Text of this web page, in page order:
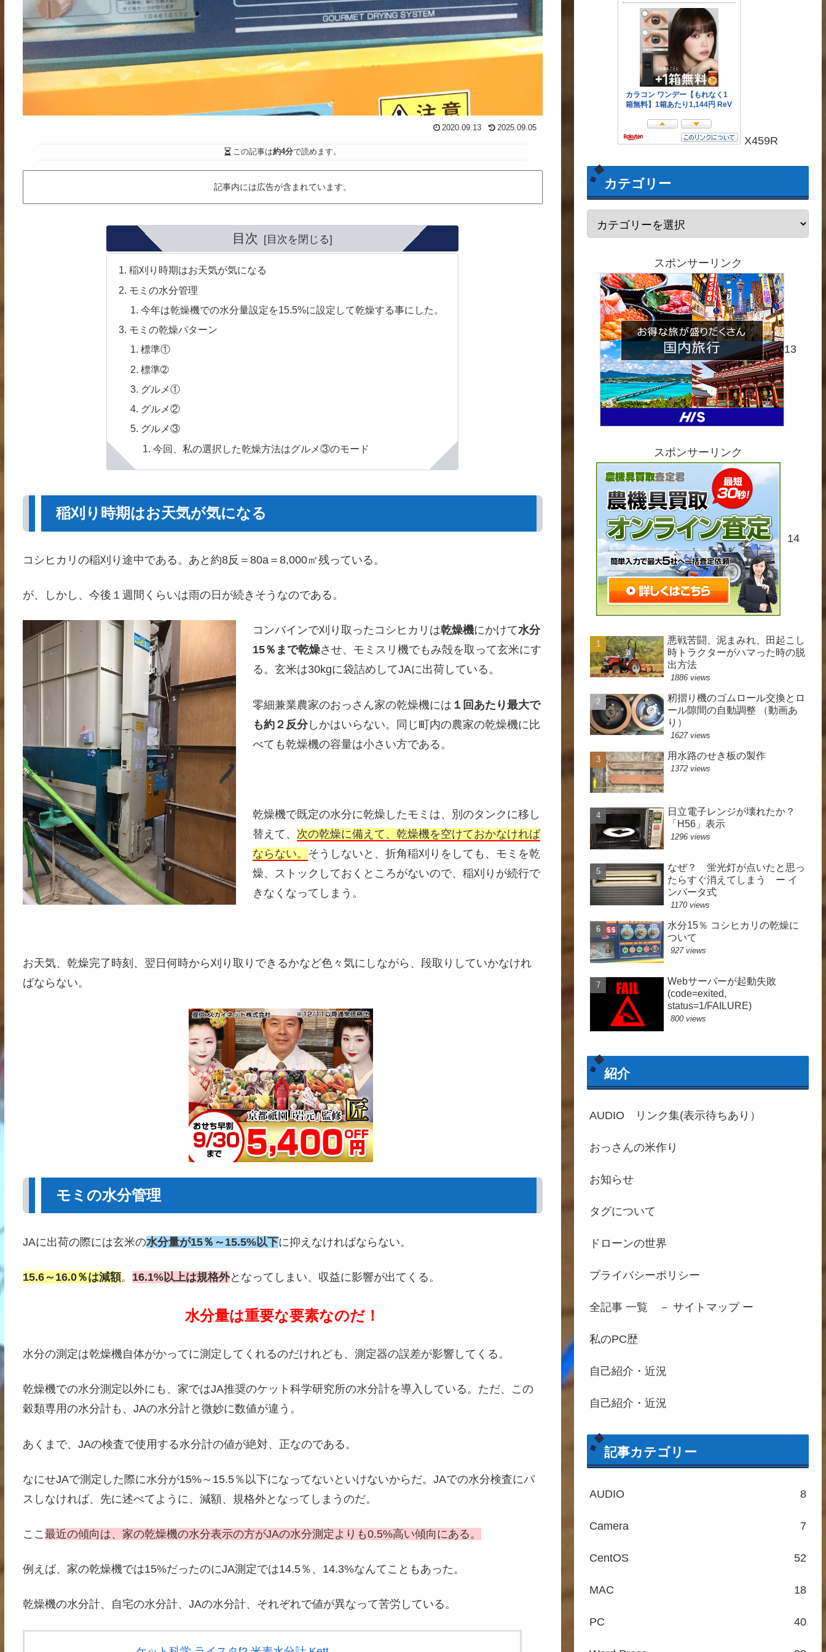
2020.09.13 2025.09.05
この記事は約4分で読めます。
記事内には広告が含まれています。
目次
稲刈り時期はお天気が気になる
モミの水分管理
今年は乾燥機での水分量設定を15.5%に設定して乾燥する事にした。
モミの乾燥パターン
標準①
標準➁
グルメ①
グルメ②
グルメ③
今回、私の選択した乾燥方法はグルメ③のモード
稲刈り時期はお天気が気になる
コシヒカリの稲刈り途中である。あと約8反＝80a＝8,000㎡残っている。
が、しかし、今後１週間くらいは雨の日が続きそうなのである。
コンバインで刈り取ったコシヒカリは乾燥機にかけて水分
15％まで乾燥させ、モミスリ機でもみ殻を取って玄米にす
る。玄米は30kgに袋詰めしてJAに出荷している。
零細兼業農家のおっさん家の乾燥機には １回あたり最大で
も約２反分しかはいらない。同じ町内の農家の乾燥機に比
べても乾燥機の容量は小さい方である。
乾燥機で既定の水分に乾燥したモミは、別のタンクに移し
替えて、 次の乾燥に備えて、乾燥機を空けておかなければ
ならない。 そうしないと、折角稲刈りをしても、モミを乾
燥、ストックしておくところがないので、稲刈りが続行で
きなくなってしまう。
お天気、乾燥完了時刻、翌日何時から刈り取りできるかなど色々気にしながら、段取りしていかなけれ
ばならない。
モミの水分管理
JAに出荷の際には玄米の水分量が15％～15.5%以下に抑えなければならない。
15.6～16.0％は減額。 16.1%以上は規格外となってしまい、収益に影響が出てくる。
水分量は重要な要素なのだ！
水分の測定は乾燥機自体がかってに測定してくれるのだけれども、測定器の誤差が影響してくる。
乾燥機での水分測定以外にも、家ではJA推奨のケット科学研究所の水分計を導入している。ただ、この
穀類専用の水分計も、JAの水分計と微妙に数値が違う。
あくまで、JAの検査で使用する水分計の値が絶対、正なのである。
なにせJAで測定した際に水分が15%～15.5％以下になってないといけないからだ。JAでの水分検査にパ
スしなければ、先に述べてように、減額、規格外となってしまうのだ。
ここ最近の傾向は、家の乾燥機の水分表示の方がJAの水分測定よりも0.5%高い傾向にある。
例えば、家の乾燥機では15%だったのにJA測定では14.5％、14.3%なんてこともあった。
乾燥機の水分計、自宅の水分計、JAの水分計、それぞれで値が異なって苦労している。
X459R
カテゴリー
スポンサーリンク
13
スポンサーリンク
14
悪戦苦闘、泥まみれ、田起こし
時トラクターがハマった時の脱
出方法
1886 views
籾摺り機のゴムロール交換とロ
ール隙間の自動調整 （動画あ
り）
1627 views
用水路のせき板の製作
1372 views
日立電子レンジが壊れたか？
「H56」表示
1296 views
なぜ？ 蛍光灯が点いたと思っ
たらすぐ消えてしまう ー イ
ンバータ式
1170 views
水分15％ コシヒカリの乾燥に
ついて
927 views
Webサーバーが起動失敗
(code=exited,
status=1/FAILURE)
800 views
紹介
AUDIO リンク集(表示待ちあり）
おっさんの米作り
お知らせ
タグについて
ドローンの世界
プライバシーポリシー
全記事 一覧 － サイトマップ ー
私のPC歴
自己紹介・近況
自己紹介・近況
記事カテゴリー
AUDIO 8
Camera 7
CentOS 52
MAC 18
PC 40